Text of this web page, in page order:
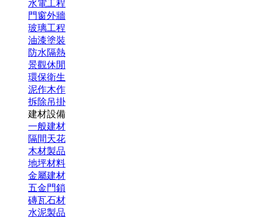
水電工程
門窗外牆
玻璃工程
油漆塗裝
防水隔熱
景觀休閒
環保衛生
泥作木作
拆除吊掛
建材設備
一般建材
隔間天花
木材製品
地坪材料
金屬建材
五金門鎖
磚瓦石材
水泥製品